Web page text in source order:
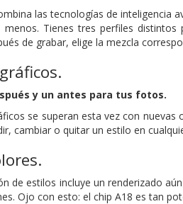
las tecnologías de inteligencia
menos. Tienes tres perfiles
de grabar, elige la mezcla
y un antes para tus fotos.
se superan esta vez con
cambiar o quitar un estilo en
de estilos incluye un renderizado
Ojo con esto: el chip A18 es tan